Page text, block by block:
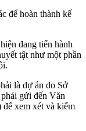
để hoàn thành kế
đang tiến hành
tật như một phần
là dự án do Sở
gửi đến Văn
xem xét và kiểm